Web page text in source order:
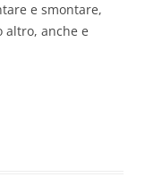
e smontare,
anche e